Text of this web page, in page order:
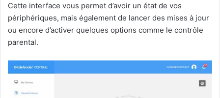
Cette interface vous permet d’avoir un état de vos
périphériques, mais également de lancer des mises à jour
ou encore d’activer quelques options comme le contrôle
parental.